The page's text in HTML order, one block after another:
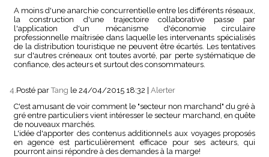
A moins d'une anarchie concurrentielle entre les différents réseaux,
la construction d'une trajectoire collaborative passe par
l'application d'un mécanisme d'économie circulaire
professionnelle maîtrisée dans laquelle les intervenants spécialisés
de la distribution touristique ne peuvent être écartés. Les tentatives
sur d'autres créneaux ont toutes avorté, par perte systématique de
confiance, des acteurs et surtout des consommateurs.
4.Posté parTang le 24/04/2015 18:32
Alerter
C'est amusant de voir comment le "secteur non marchand" du gré à
gré entre particuliers vient intéresser le secteur marchand, en quête
de nouveaux marchés.
L'idée d'apporter des contenus additionnels aux voyages proposés
en agence est particulièrement efficace pour ses acteurs, qui
pourront ainsi répondre à des demandes à la marge!